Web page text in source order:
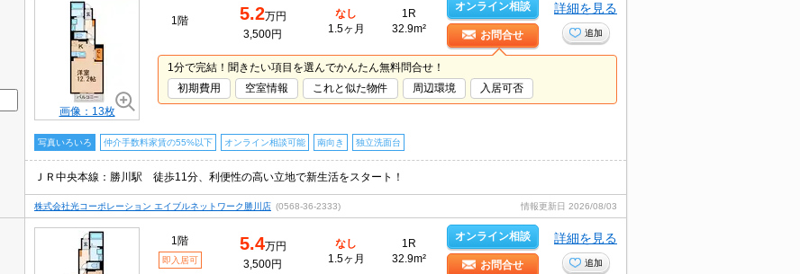
画像：13枚
1階 5.2万円
3,500円
なし
1.5ヶ月
1R
32.9m²
オンライン相談
お問合せ
詳細を見る
追加
1分で完結！聞きたい項目を選んでかんたん無料問合せ！
初期費用
空室情報 これと似た物件 周辺環境 入居可否
写真いろいろ 仲介手数料家賃の55%以下 オンライン相談可能 南向き 独立洗面台
ＪＲ中央本線：勝川駅 徒歩11分、利便性の高い立地で新生活をスタート！
株式会社光コーポレーション エイブルネットワーク勝川店 (0568-36-2333) 情報更新日 2026/08/03
1階
即入居可
5.4万円
3,500円
なし
1.5ヶ月
1R
32.9m²
オンライン相談
お問合せ
詳細を見る
追加